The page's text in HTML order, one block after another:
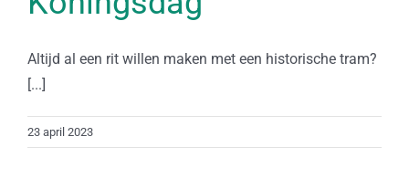
Altijd al een rit willen maken met een historische tram?
[...]
23 april 2023